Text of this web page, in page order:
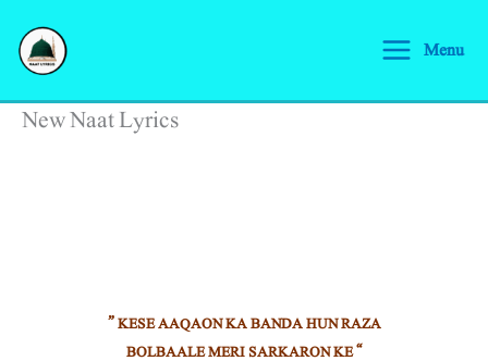
content
Menu
New Naat Lyrics
” KESE AAQAON KA BANDA HUN RAZA
BOLBAALE MERI SARKARON KE “